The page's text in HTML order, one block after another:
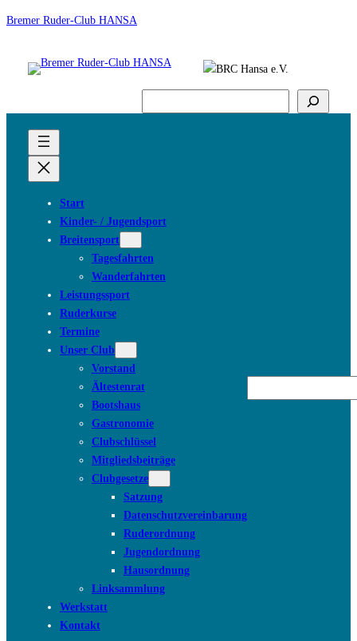
Bremer Ruder-Club HANSA
Start
Kinder- / Jugendsport
Breitensport
Tagesfahrten
Wanderfahrten
Leistungssport
Ruderkurse
Termine
Unser Club
Vorstand
Ältestenrat
Bootshaus
Gastronomie
Clubschlüssel
Mitgliedsbeiträge
Clubgesetze
Satzung
Datenschutzvereinbarung
Ruderordnung
Jugendordnung
Hausordnung
Linksammlung
Werkstatt
Kontakt